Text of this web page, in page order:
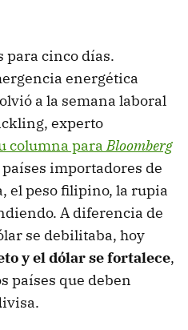
para cinco días.
energética
a la semana laboral
experto
columna paraBloomberg
importadores de
el peso filipino, la rupia
A diferencia de
se debilitaba, hoy
y el dólar se fortalece,
países que deben